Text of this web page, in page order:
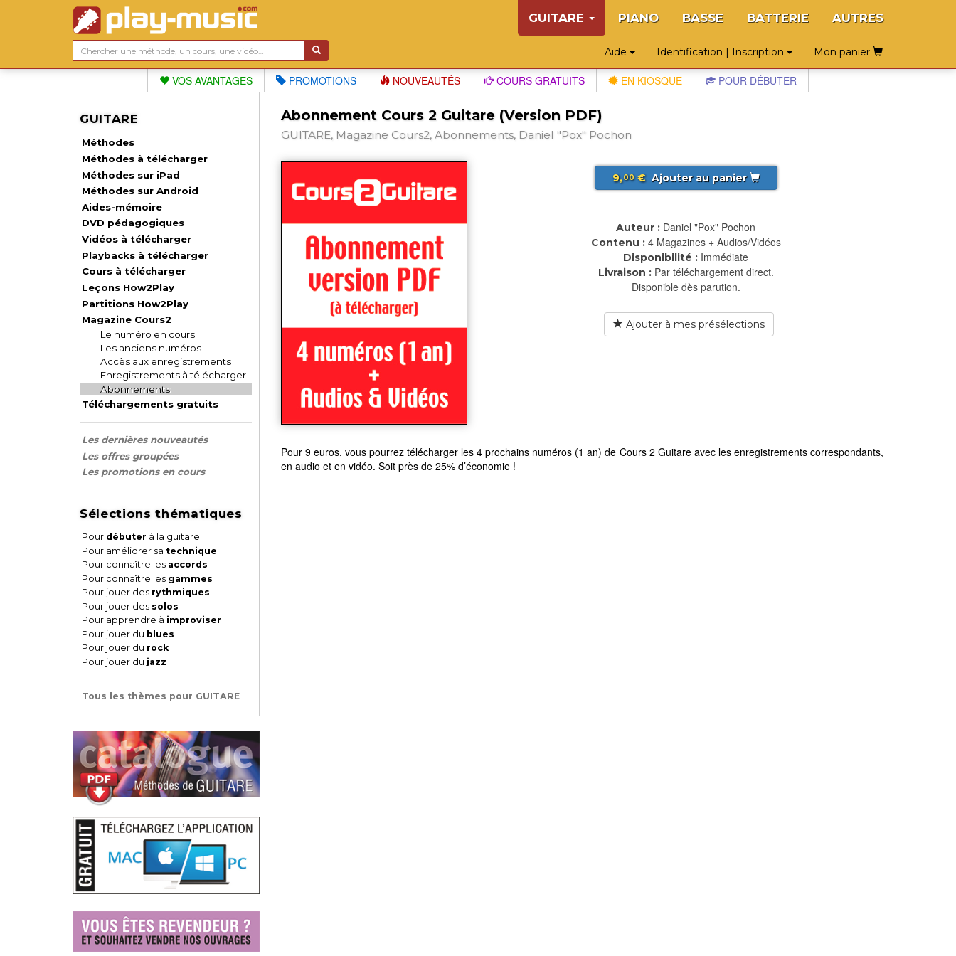
GUITARE PIANO BASSE BATTERIE AUTRES
Aide Identification | Inscription Mon panier
VOS AVANTAGES PROMOTIONS NOUVEAUTÉS COURS GRATUITS EN KIOSQUE POUR DÉBUTER
GUITARE
Méthodes
Méthodes à télécharger
Méthodes sur iPad
Méthodes sur Android
Aides-mémoire
DVD pédagogiques
Vidéos à télécharger
Playbacks à télécharger
Cours à télécharger
Leçons How2Play
Partitions How2Play
Magazine Cours2
Le numéro en cours
Les anciens numéros
Accès aux enregistrements
Enregistrements à télécharger
Abonnements
Téléchargements gratuits
Les dernières nouveautés
Les offres groupées
Les promotions en cours
Sélections thématiques
Pour débuter à la guitare
Pour améliorer sa technique
Pour connaître les accords
Pour connaître les gammes
Pour jouer des rythmiques
Pour jouer des solos
Pour apprendre à improviser
Pour jouer du blues
Pour jouer du rock
Pour jouer du jazz
Tous les thèmes pour GUITARE
Abonnement Cours 2 Guitare (Version PDF)
GUITARE, Magazine Cours2, Abonnements, Daniel "Pox" Pochon
9,00€ Ajouter au panier
Auteur : Daniel "Pox" Pochon
Contenu : 4 Magazines + Audios/Vidéos
Disponibilité : Immédiate
Livraison : Par téléchargement direct.
Disponible dès parution.
Ajouter à mes présélections
Pour 9 euros, vous pourrez télécharger les 4 prochains numéros (1 an) de Cours 2 Guitare avec les enregistrements correspondants,
en audio et en vidéo. Soit près de 25% d’économie !